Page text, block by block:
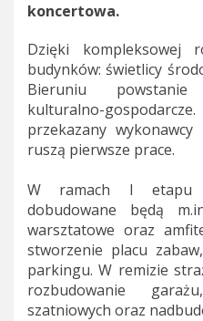
koncertowa.
Dzięki kompleksowej
budynków: świetlicy
Bieruniu
kulturalno-
przekazany
ruszą pierwsze prace.
W ramach I etapu
dobudowane będą
warsztatowe oraz
stworzenie placu
parkingu. W remizie
rozbudowanie
szatniowych oraz